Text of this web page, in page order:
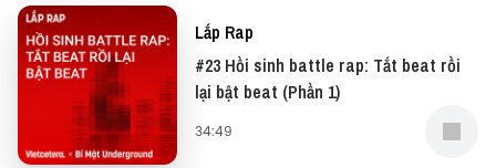
ngàn dấu ấn siêu cá tính của một thế hệ đầy bản
lĩnh đã cùng Tiger ủ nên dòng Bia Lúa Mì Tiger
Platinum mang sắc vàng đặc trưng cùng hương vỏ
cam thơm mát, sẵn sàng chinh phục các homies.
Lắp Rap
#23 Hồi sinh battle rap: Tắt beat rồi
lại bật beat (Phần 1)
34:49